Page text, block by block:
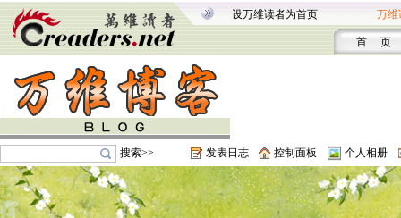
设万维读者为首页 万维
首 页
搜索>> 发表日志 控制面板 个人相册